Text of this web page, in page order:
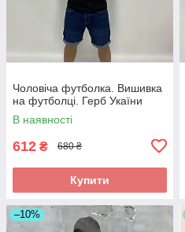
Чоловіча футболка. Вишивка
на футболці. Герб Укаїни
В наявності
612 ₴ 680 ₴
Купити
–10%